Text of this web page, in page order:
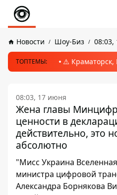
Новости Шоу-Биз
ТОПТЕМЫ: ⚠️ Краматорск,
08:03, 17 июня
Жена главы
ценности в
действительно, это
абсолютно
"Мисс Украина
министра цифровой
Александра Борнякова